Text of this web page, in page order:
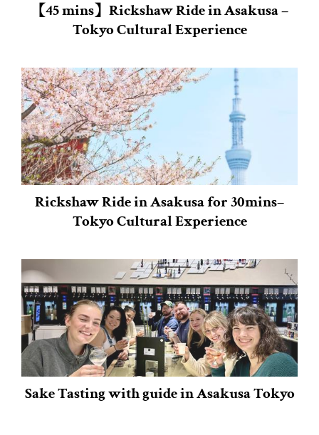
【45 mins】Rickshaw Ride in Asakusa –
Tokyo Cultural Experience
Rickshaw Ride in Asakusa for 30mins–
Tokyo Cultural Experience
Sake Tasting with guide in Asakusa Tokyo